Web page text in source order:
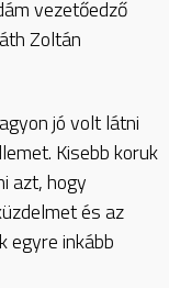
vezetőedző
Zoltán
jó volt látni
Kisebb koruk
azt, hogy
és az
egyre inkább